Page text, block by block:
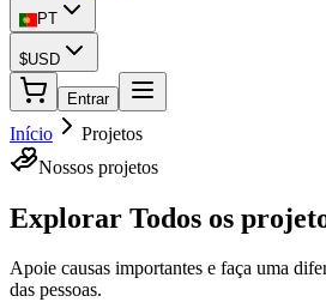
PT
$USD
Entrar
Início
Projetos
Nossos projetos
Explorar Todos os
Apoie causas importantes e faça uma
das pessoas.